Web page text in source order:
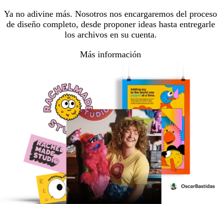
Ya no adivine más. Nosotros nos encargaremos del proceso
de diseño completo, desde proponer ideas hasta entregarle
los archivos en su cuenta.
Más información